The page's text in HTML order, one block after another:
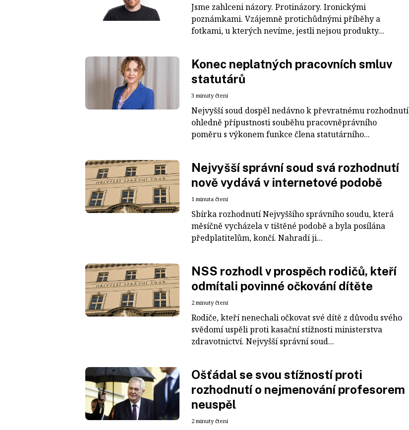
Jsme zahlceni názory. Protinázory. Ironickými
poznámkami. Vzájemně protichůdnými příběhy a
fotkami, u kterých nevíme, jestli nejsou produkty...
Konec neplatných pracovních smluv
statutárů
3 minuty čtení
Nejvyšší soud dospěl nedávno k převratnému rozhodnutí
ohledně přípustnosti souběhu pracovněprávního
poměru s výkonem funkce člena statutárního...
Nejvyšší správní soud svá rozhodnutí
nově vydává v internetové podobě
1 minuta čtení
Sbírka rozhodnutí Nejvyššího správního soudu, která
měsíčně vycházela v tištěné podobě a byla posílána
předplatitelům, končí. Nahradí ji...
NSS rozhodl v prospěch rodičů, kteří
odmítali povinné očkování dítěte
2 minuty čtení
Rodiče, kteří nenechali očkovat své dítě z důvodu svého
svědomí uspěli proti kasační stížnosti ministerstva
zdravotnictví. Nejvyšší správní soud...
Ošťádal se svou stížností proti
rozhodnutí o nejmenování profesorem
neuspěl
2 minuty čtení